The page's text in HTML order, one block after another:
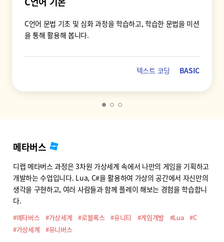
C언어 문법 기초 및 심화 과정을 학습하고, 학습한 문법을 미션
을 통해 활용해 봅니다.
텍스트 코딩 BASIC
메타버스
디랩 메타버스 과정은 3차원 가상세계 속에서 나만의 게임을 기획하고
개발하는 수업입니다. Lua, C#을 활용하여 가상의 공간에서 자신만의
생각을 구현하고, 여러 사람들과 함께 플레이 해보는 경험을 학습합니
다.
#메타버스 #가상세계 #로블록스 #유니티 #게임개발 #Lua
#C
#가상세계
#유니버스